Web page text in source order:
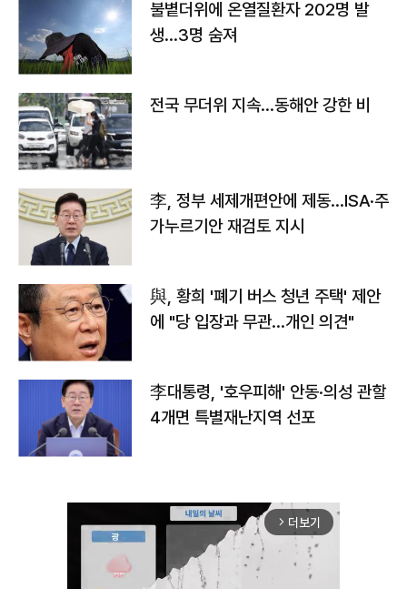
불볕더위에 온열질환자 202명 발
생…3명 숨져
전국 무더위 지속…동해안 강한 비
李, 정부 세제개편안에 제동…ISA·주
가누르기안 재검토 지시
與, 황희 '폐기 버스 청년 주택' 제안
에 "당 입장과 무관…개인 의견"
李대통령, '호우피해' 안동·의성 관할
4개면 특별재난지역 선포
arrow_forward_ios 더보기